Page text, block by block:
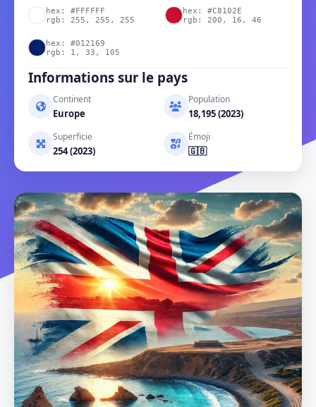
hex: #FFFFFF
rgb: 255, 255, 255
hex: #C8102E
rgb: 200, 16, 46
hex: #012169
rgb: 1, 33, 105
Informations sur le pays
Continent
Europe
Population
18,195 (2023)
Superficie
254 (2023)
Émoji
🇬🇧